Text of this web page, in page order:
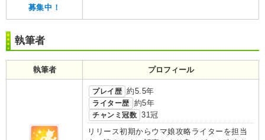
募集中！
執筆者
執筆者 プロフィール
プレイ歴 約5.5年
ライター歴 約5年
チャンミ冠数 31冠
リリース初期からウマ娘攻略ライターを担当